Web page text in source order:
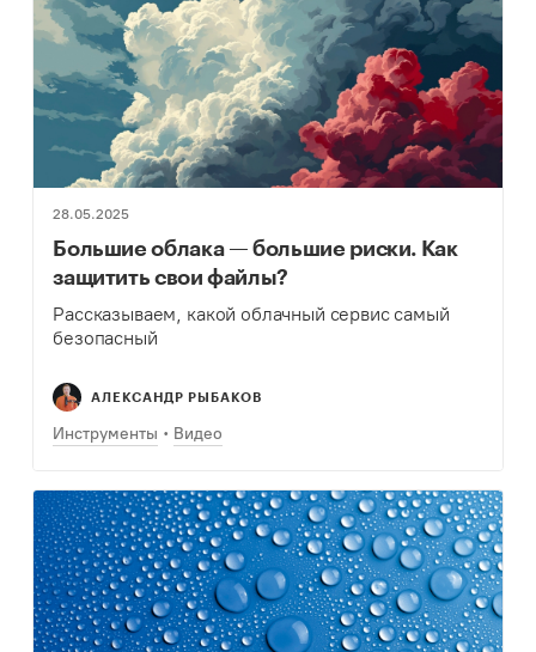
28.05.2025
Большие облака — большие риски. Как
защитить свои файлы?
Рассказываем, какой облачный сервис самый
безопасный
АЛЕКСАНДР РЫБАКОВ
Инструменты Видео